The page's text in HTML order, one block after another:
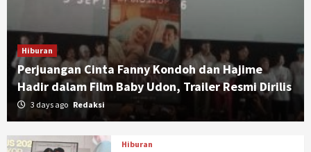
Hiburan
Perjuangan Cinta Fanny Kondoh dan Hajime
Hadir dalam Film Baby Udon, Trailer Resmi Dirilis
3 days ago Redaksi
Hiburan